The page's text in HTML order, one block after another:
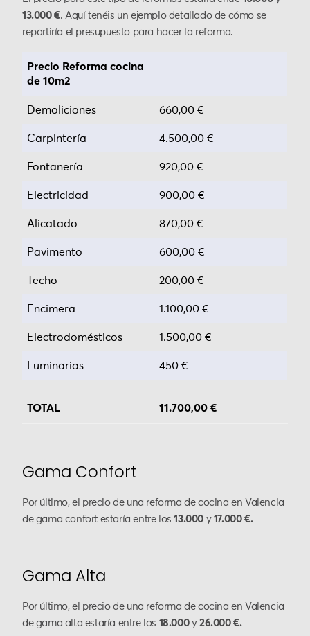
13.000 €. Aquí tenéis un ejemplo detallado de cómo se
repartiría el presupuesto para hacer la reforma.
Precio Reforma cocina
de 10m2
Demoliciones 660,00 €
Carpintería 4.500,00 €
Fontanería 920,00 €
Electricidad 900,00 €
Alicatado 870,00 €
Pavimento 600,00 €
Techo 200,00 €
Encimera 1.100,00 €
Electrodomésticos 1.500,00 €
Luminarias 450 €
TOTAL 11.700,00 €
Gama Confort
Por último, el precio de una reforma de cocina en Valencia
de gama confort estaría entre los13.000 y 17.000 €.
Gama Alta
Por último, el precio de una reforma de cocina en Valencia
de gama alta estaría entre los 18.000y26.000 €.